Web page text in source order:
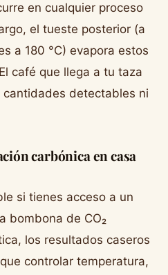
en cualquier proceso
el tueste posterior (a
a 180 °C) evapora estos
café que llega a tu taza
cantidades detectables ni
carbónica en casa
si tienes acceso a un
bombona de CO₂
los resultados caseros
controlar temperatura,